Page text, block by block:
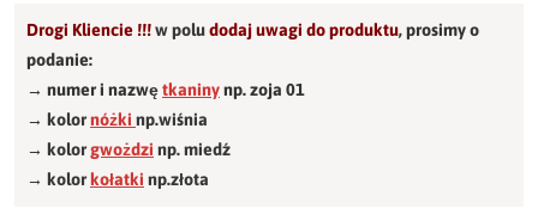
Drogi Kliencie !!!w poludodaj uwagi do produktu,prosimy o
podanie:
→ numer i nazwętkaninynp. zoja 01
→ kolornóżki np.wiśnia
→ kolorgwożdzi np. miedź
→ kolorkołatki np.złota